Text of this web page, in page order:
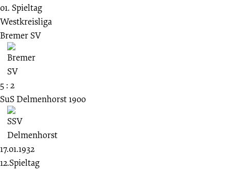
01. Spieltag
Westkreisliga
Bremer SV
5 : 2
SuS Delmenhorst 1900
17.01.1932
12.Spieltag